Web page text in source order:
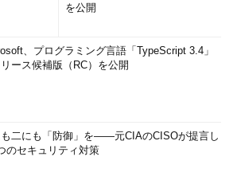
を公開
、プログラミング言語「TypeScript 3.4」
ース候補版（RC）を公開
二にも「防御」を――元CIAのCISOが提言し
のセキュリティ対策